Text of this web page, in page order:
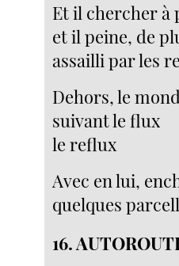
Et il chercher à
et il peine, de
assailli par les
Dehors, le
suivant le flux
le reflux
Avec en lui,
quelques
16.